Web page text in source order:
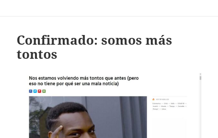
Confirmado: somos más
tontos